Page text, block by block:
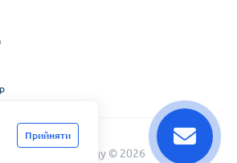
FlyEnergy © 2026
Прийняти